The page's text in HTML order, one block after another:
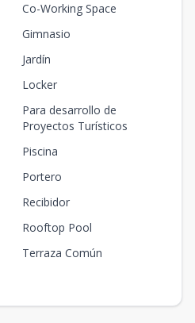
Co-Working Space
Gimnasio
Jardín
Locker
Para desarrollo de
Proyectos Turísticos
Piscina
Portero
Recibidor
Rooftop Pool
Terraza Común